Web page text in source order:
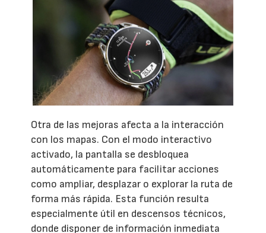
Otra de las mejoras afecta a la interacción
con los mapas. Con el modo interactivo
activado, la pantalla se desbloquea
automáticamente para facilitar acciones
como ampliar, desplazar o explorar la ruta de
forma más rápida. Esta función resulta
especialmente útil en descensos técnicos,
donde disponer de información inmediata